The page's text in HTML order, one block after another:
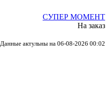
СУПЕР МОМЕНТ
На заказ
Данные актульны на 06-08-2026 00:02